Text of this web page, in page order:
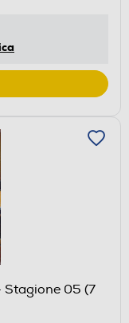
Stagione 05 (7